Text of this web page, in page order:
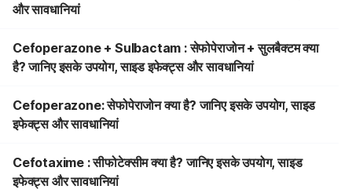
और सावधानियां
Cefoperazone + Sulbactam : सेफोपेराजोन + सुलबैक्टम क्या
है? जानिए इसके उपयोग, साइड इफेक्ट्स और सावधानियां
Cefoperazone: सेफोपेराजोन क्या है? जानिए इसके उपयोग, साइड
इफेक्ट्स और सावधानियां
Cefotaxime : सीफोटेक्सीम क्या है? जानिए इसके उपयोग, साइड
इफेक्ट्स और सावधानियां